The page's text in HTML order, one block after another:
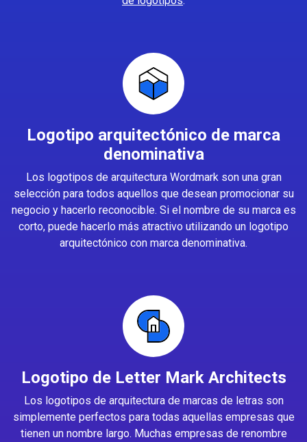
Logotipo arquitectónico de marca
denominativa
Los logotipos de arquitectura Wordmark son una gran
selección para todos aquellos que desean promocionar su
negocio y hacerlo reconocible. Si el nombre de su marca es
corto, puede hacerlo más atractivo utilizando un logotipo
arquitectónico con marca denominativa.
Logotipo de Letter Mark Architects
Los logotipos de arquitectura de marcas de letras son
simplemente perfectos para todas aquellas empresas que
tienen un nombre largo. Muchas empresas de renombre